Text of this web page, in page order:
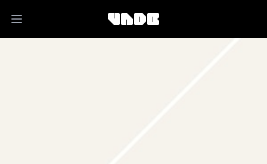
Open main menu